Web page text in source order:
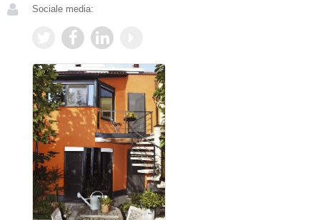
Sociale media: